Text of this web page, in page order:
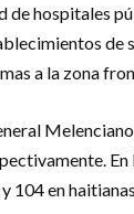
de hospitales
de
a la zona
104 en